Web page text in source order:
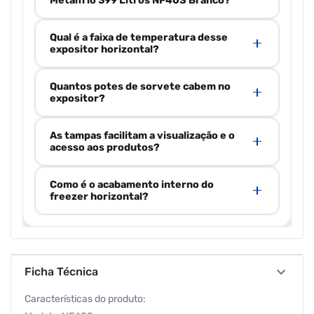
Qual é a faixa de temperatura desse
expositor horizontal?
Quantos potes de sorvete cabem no
expositor?
As tampas facilitam a visualização e o
acesso aos produtos?
Como é o acabamento interno do
freezer horizontal?
Ficha Técnica
Características do produto: